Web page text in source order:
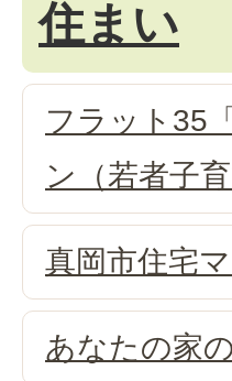
住まい
フラット35
ン（若者子
真岡市住宅
あなたの家